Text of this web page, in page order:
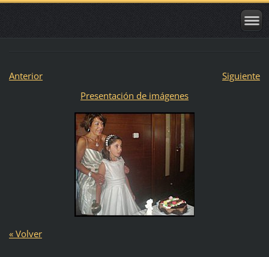
Anterior
Siguiente
Presentación de imágenes
« Volver